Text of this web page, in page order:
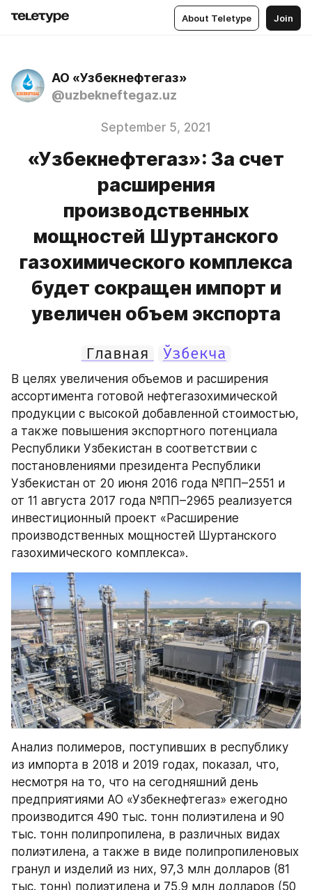
About Teletype Join
АО «Узбекнефтегаз»
@uzbekneftegaz.uz
September 5, 2021
«Узбекнефтегаз»: За счет
расширения
производственных
мощностей Шуртанского
газохимического комплекса
будет сокращен импорт и
увеличен объем экспорта
Главная Ўзбекча
В целях увеличения объемов и расширения
ассортимента готовой нефтегазохимической
продукции с высокой добавленной стоимостью,
а также повышения экспортного потенциала
Республики Узбекистан в соответствии с
постановлениями президента Республики
Узбекистан от 20 июня 2016 года №ПП–2551 и
от 11 августа 2017 года №ПП–2965 реализуется
инвестиционный проект «Расширение
производственных мощностей Шуртанского
газохимического комплекса».
Анализ полимеров, поступивших в республику
из импорта в 2018 и 2019 годах, показал, что,
несмотря на то, что на сегодняшний день
предприятиями АО «Узбекнефтегаз» ежегодно
производится 490 тыс. тонн полиэтилена и 90
тыс. тонн полипропилена, в различных видах
полиэтилена, а также в виде полипропиленовых
гранул и изделий из них, 97,3 млн долларов (81
тыс. тонн) полиэтилена и 75,9 млн долларов (50